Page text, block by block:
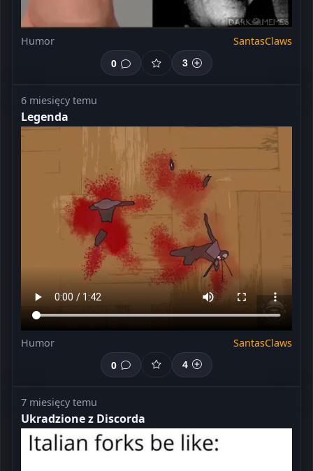
Humor
SantasClaws
0
3
6 miesięcy temu
Legenda
Humor
SantasClaws
0
4
7 miesięcy temu
Ukradzione z Discorda